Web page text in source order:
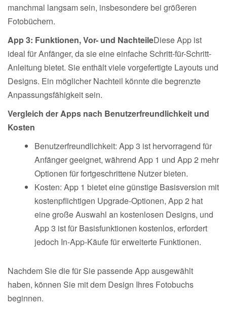
manchmal langsam sein, insbesondere bei größeren
Fotobüchern.
App 3: Funktionen, Vor- und NachteileDiese App ist
ideal für Anfänger, da sie eine einfache Schritt-für-Schritt-
Anleitung bietet. Sie enthält viele vorgefertigte Layouts und
Designs. Ein möglicher Nachteil könnte die begrenzte
Anpassungsfähigkeit sein.
Vergleich der Apps nach Benutzerfreundlichkeit und
Kosten
Benutzerfreundlichkeit: App 3 ist hervorragend für
Anfänger geeignet, während App 1 und App 2 mehr
Optionen für fortgeschrittene Nutzer bieten.
Kosten: App 1 bietet eine günstige Basisversion mit
kostenpflichtigen Upgrade-Optionen, App 2 hat
eine große Auswahl an kostenlosen Designs, und
App 3 ist für Basisfunktionen kostenlos, erfordert
jedoch In-App-Käufe für erweiterte Funktionen.
Nachdem Sie die für Sie passende App ausgewählt
haben, können Sie mit dem Design Ihres Fotobuchs
beginnen.